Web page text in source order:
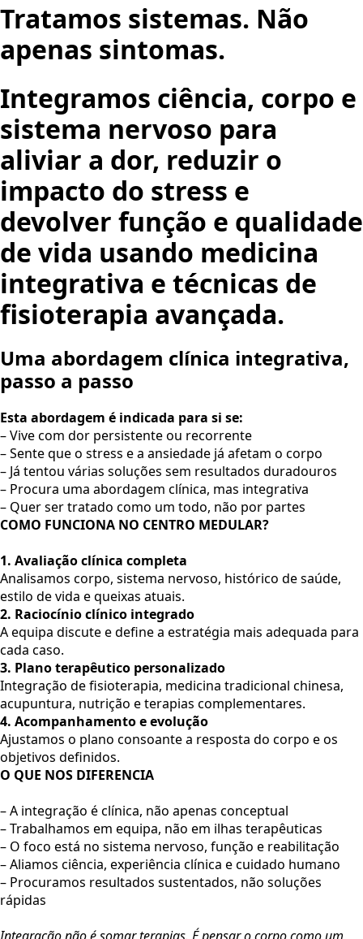
Tratamos sistemas. Não
apenas sintomas.
Integramos ciência, corpo e
sistema nervoso para
aliviar a dor, reduzir o
impacto do stress e
devolver função e qualidade
de vida usando medicina
integrativa e técnicas de
fisioterapia avançada.
Uma abordagem clínica integrativa,
passo a passo
Esta abordagem é indicada para si se:
– Vive com dor persistente ou recorrente
– Sente que o stress e a ansiedade já afetam o corpo
– Já tentou várias soluções sem resultados duradouros
– Procura uma abordagem clínica, mas integrativa
– Quer ser tratado como um todo, não por partes
COMO FUNCIONA NO CENTRO MEDULAR?
1. Avaliação clínica completa
Analisamos corpo, sistema nervoso, histórico de saúde,
estilo de vida e queixas atuais.
2. Raciocínio clínico integrado
A equipa discute e define a estratégia mais adequada para
cada caso.
3. Plano terapêutico personalizado
Integração de fisioterapia, medicina tradicional chinesa,
acupuntura, nutrição e terapias complementares.
4. Acompanhamento e evolução
Ajustamos o plano consoante a resposta do corpo e os
objetivos definidos.
O QUE NOS DIFERENCIA
– A integração é clínica, não apenas conceptual
– Trabalhamos em equipa, não em ilhas terapêuticas
– O foco está no sistema nervoso, função e reabilitação
– Aliamos ciência, experiência clínica e cuidado humano
– Procuramos resultados sustentados, não soluções
rápidas